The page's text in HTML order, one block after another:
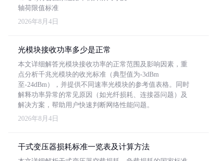
轴荷限值标准
2026年8月4日
光模块接收功率多少是正常
本文详细解答光模块接收功率的正常范围及影响因素，重
点分析千兆光模块的收光标准（典型值为-3dBm
至-24dBm），并提供不同速率光模块的参考值表格。同时
解释功率异常的常见原因（如光纤损耗、连接器问题）及
解决方案，帮助用户快速判断网络性能问题。
2026年8月4日
干式变压器损耗标准一览表及计算方法